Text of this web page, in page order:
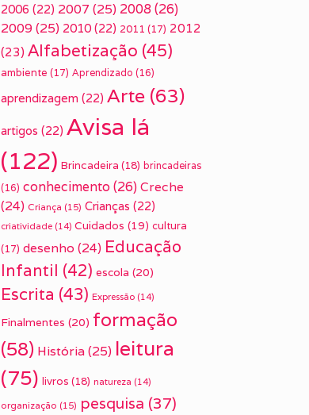
2006 (22) 2007 (25) 2008(26)
2009(25) 2010 (22) 2011 (17) 2012
(23) Alfabetização (45)
ambiente (17) Aprendizado (16)
aprendizagem (22) Arte (63)
artigos (22) Avisa lá
(122) Brincadeira (18) brincadeiras
(16) conhecimento(26) Creche
(24) Criança (15) Crianças (22)
criatividade (14) Cuidados (19) cultura
(17) desenho (24) Educação
Infantil (42) escola (20)
Escrita (43) Expressão (14)
Finalmentes (20) formação
(58) História(25) leitura
(75) livros (18) natureza (14)
organização (15) pesquisa (37)